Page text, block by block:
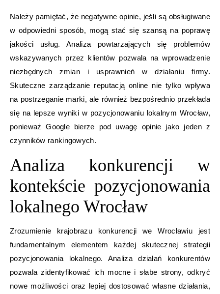
Należy pamiętać, że negatywne opinie, jeśli są obsługiwane
w odpowiedni sposób, mogą stać się szansą na poprawę
jakości usług. Analiza powtarzających się problemów
wskazywanych przez klientów pozwala na wprowadzenie
niezbędnych zmian i usprawnień w działaniu firmy.
Skuteczne zarządzanie reputacją online nie tylko wpływa
na postrzeganie marki, ale również bezpośrednio przekłada
się na lepsze wyniki w pozycjonowaniu lokalnym Wrocław,
ponieważ Google bierze pod uwagę opinie jako jeden z
czynników rankingowych.
Analiza konkurencji w
kontekście pozycjonowania
lokalnego Wrocław
Zrozumienie krajobrazu konkurencji we Wrocławiu jest
fundamentalnym elementem każdej skutecznej strategii
pozycjonowania lokalnego. Analiza działań konkurentów
pozwala zidentyfikować ich mocne i słabe strony, odkryć
nowe możliwości oraz lepiej dostosować własne działania,